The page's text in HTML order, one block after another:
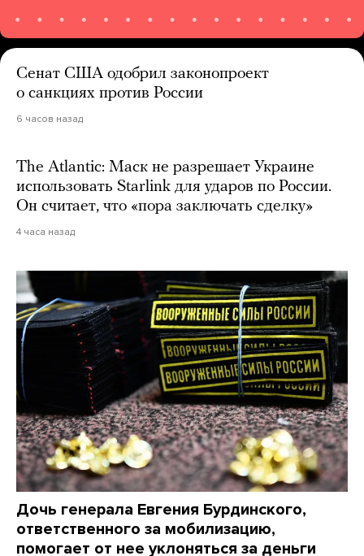
Сенат США одобрил законопроект
о санкциях против России
6 часов назад
The Atlantic: Маск не разрешает Украине
использовать Starlink для ударов по России.
Он считает, что «пора заключать сделку»
4 часа назад
Дочь генерала Евгения Бурдинского,
ответственного за мобилизацию,
помогает от нее уклоняться за деньги